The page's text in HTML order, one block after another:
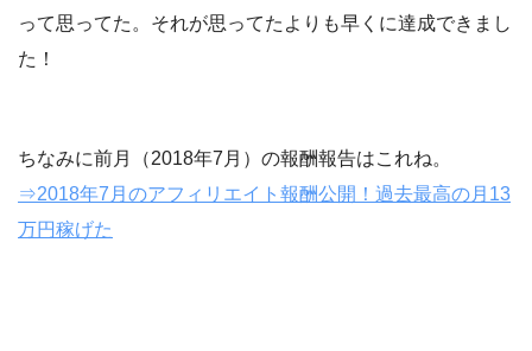
って思ってた。それが思ってたよりも早くに達成できまし
た！
ちなみに前月（2018年7月）の報酬報告はこれね。
⇒2018年7月のアフィリエイト報酬公開！過去最高の月13
万円稼げた